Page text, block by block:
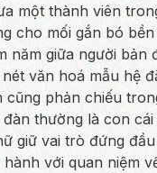
một thành viên
cho mối gắn bó
năm giữa người bản
văn hoá mẫu hệ
cũng phản chiếu
đàn thường là con
giữ vai trò đứng
với quan niệm